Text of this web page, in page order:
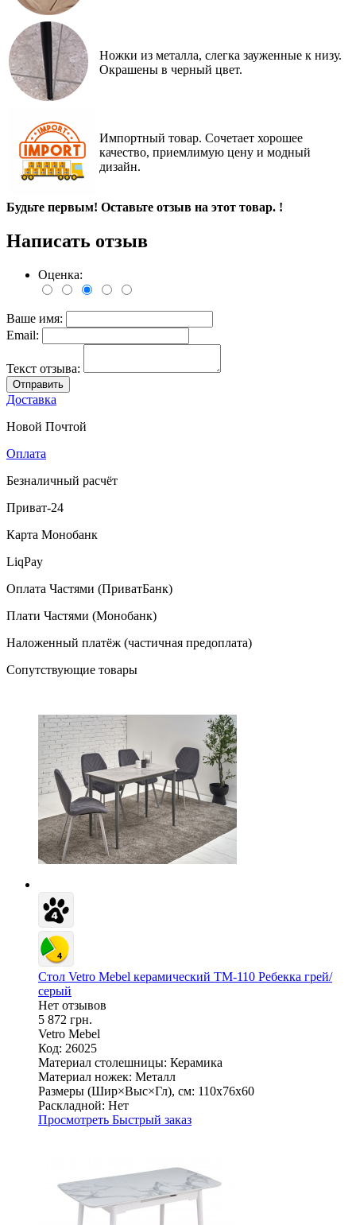
Ножки из металла, слегка зауженные к низу.
Окрашены в черный цвет.
Импортный товар. Сочетает хорошее
качество, приемлимую цену и модный
дизайн.
Будьте первым! Оставьте отзыв на этот товар. !
Написать отзыв
Оценка:
Ваше имя:
Email:
Текст отзыва:
Отправить
Доставка
Новой Почтой
Оплата
Безналичный расчёт
Приват-24
Карта Монобанк
LiqPay
Оплата Частями (ПриватБанк)
Плати Частями (Монобанк)
Наложенный платёж (частичная предоплата)
Сопутствующие товары
Стол Vetro Mebel керамический TM-110 Ребекка грей/
серый
Нет отзывов
5 872 грн.
Vetro Mebel
Код: 26025
Материал столешницы: Керамика
Материал ножек: Металл
Размеры (Шир×Выс×Гл), см: 110х76х60
Раскладной: Нет
Просмотреть Быстрый заказ